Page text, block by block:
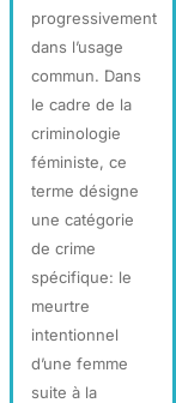
progressivement
dans l’usage
commun. Dans
le cadre de la
criminologie
féministe, ce
terme désigne
une catégorie
de crime
spécifique: le
meurtre
intentionnel
d’une femme
suite à la